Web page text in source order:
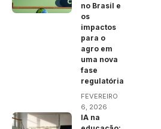
no Brasil e
os
impactos
para o
agro em
uma nova
fase
regulatória
FEVEREIRO
6, 2026
IA na